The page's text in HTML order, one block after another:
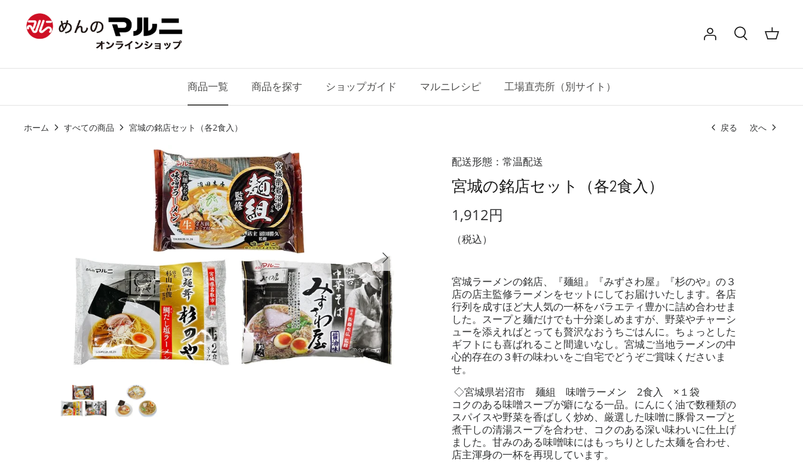
商品一覧 商品を探す ショップガイド マルニレシピ 工場直売所（別サイト）
ホーム すべての商品 宮城の銘店セット（各2食入） 戻る 次へ
配送形態：常温配送
宮城の銘店セット（各2食入）
1,912円
（税込）
宮城ラーメンの銘店、『麺組』『みずさわ屋』『杉のや』の３
店の店主監修ラーメンをセットにしてお届けいたします。各店
行列を成すほど大人気の一杯をバラエティ豊かに詰め合わせま
した。スープと麺だけでも十分楽しめますが、野菜やチャーシ
ューを添えればとっても贅沢なおうちごはんに。ちょっとした
ギフトにも喜ばれること間違いなし。宮城ご当地ラーメンの中
心的存在の３軒の味わいをご自宅でどうぞご賞味くださいま
せ。
◇宮城県岩沼市 麺組 味噌ラーメン 2食入 ×１袋
コクのある味噌スープが癖になる一品。にんにく油で数種類の
スパイスや野菜を香ばしく炒め、厳選した味噌に豚骨スープと
煮干しの清湯スープを合わせ、コクのある深い味わいに仕上げ
ました。甘みのある味噌味にはもっちりとした太麺を合わせ、
店主渾身の一杯を再現しています。